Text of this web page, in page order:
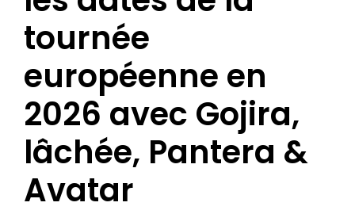
tournée
européenne en
2026 avec Gojira,
lâchée, Pantera &
Avatar